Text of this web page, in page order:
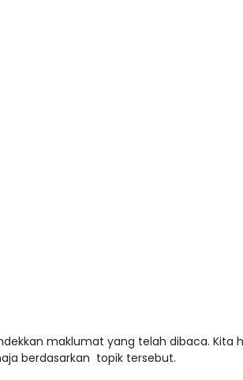
maklumat yang telah dibaca. Kita
berdasarkan topik tersebut.